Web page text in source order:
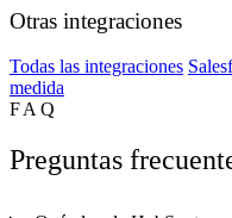
Otras integraciones
Todas las integraciones
medida
FAQ
Preguntas